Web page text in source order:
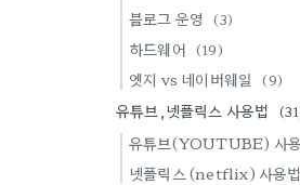
블로그 운영 (3)
하드웨어 (19)
엣지 vs 네이버웨일 (9)
유튜브,넷플릭스 사용법
유튜브(YOUTUBE) 사
넷플릭스 (netflix) 사용법